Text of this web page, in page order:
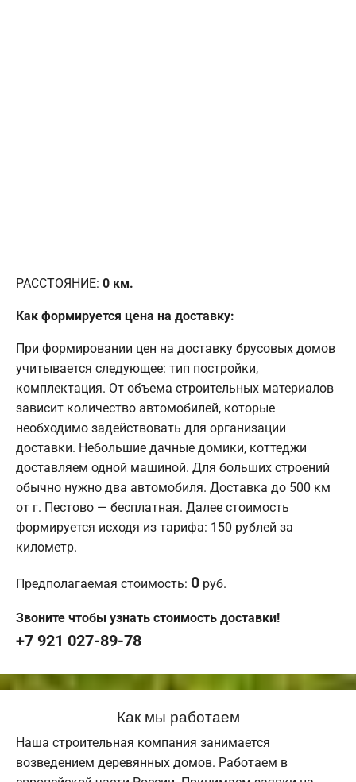
РАССТОЯНИЕ: 0 км.
Как формируется цена на доставку:
При формировании цен на доставку брусовых домов
учитывается следующее: тип постройки,
комплектация. От объема строительных материалов
зависит количество автомобилей, которые
необходимо задействовать для организации
доставки. Небольшие дачные домики, коттеджи
доставляем одной машиной. Для больших строений
обычно нужно два автомобиля. Доставка до 500 км
от г. Пестово — бесплатная. Далее стоимость
формируется исходя из тарифа: 150 рублей за
километр.
Предполагаемая стоимость: 0 руб.
Звоните чтобы узнать стоимость доставки!
+7 921 027-89-78
Как мы работаем
Наша строительная компания занимается
возведением деревянных домов. Работаем в